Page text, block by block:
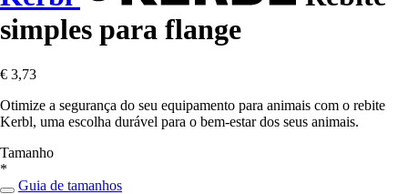
simples para flange
€ 3,73
Otimize a segurança do seu equipamento para animais com o rebite
Kerbl, uma escolha durável para o bem-estar dos seus animais.
Tamanho
*
Guia de tamanhos